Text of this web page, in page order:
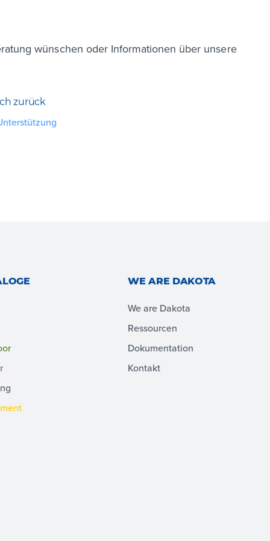
wünschen oder Informationen über unsere
zurück
WE ARE DAKOTA
We are Dakota
Ressourcen
Dokumentation
Kontakt